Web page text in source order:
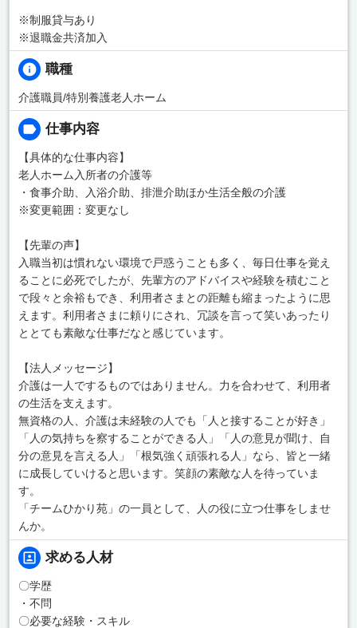
※制服貸与あり
※退職金共済加入
職種
介護職員/特別養護老人ホーム
仕事内容
【具体的な仕事内容】
老人ホーム入所者の介護等
・食事介助、入浴介助、排泄介助ほか生活全般の介護
※変更範囲：変更なし
【先輩の声】
入職当初は慣れない環境で戸惑うことも多く、毎日仕事を覚え
ることに必死でしたが、先輩方のアドバイスや経験を積むこと
で段々と余裕もでき、利用者さまとの距離も縮まったように思
えます。利用者さまに頼りにされ、冗談を言って笑いあったり
ととても素敵な仕事だなと感じています。
【法人メッセージ】
介護は一人でするものではありません。力を合わせて、利用者
の生活を支えます。
無資格の人、介護は未経験の人でも「人と接することが好き」
「人の気持ちを察することができる人」「人の意見が聞け、自
分の意見を言える人」「根気強く頑張れる人」なら、皆と一緒
に成長していけると思います。笑顔の素敵な人を待っていま
す。
「チームひかり苑」の一員として、人の役に立つ仕事をしませ
んか。
求める人材
〇学歴
・不問
〇必要な経験・スキル